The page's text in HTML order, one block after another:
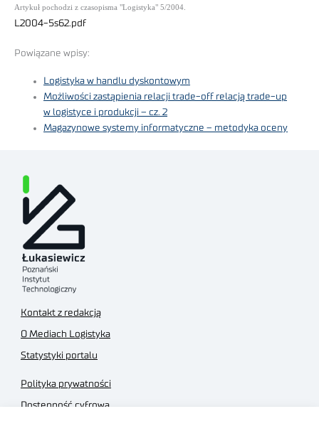
Artykuł pochodzi z czasopisma "Logistyka" 5/2004.
L2004-5s62.pdf
Powiązane wpisy:
Logistyka w handlu dyskontowym
Możliwości zastąpienia relacji trade-off relacją trade-up
w logistyce i produkcji – cz. 2
Magazynowe systemy informatyczne – metodyka oceny
Kontakt z redakcją
O Mediach Logistyka
Statystyki portalu
Polityka prywatności
Dostępność cyfrowa